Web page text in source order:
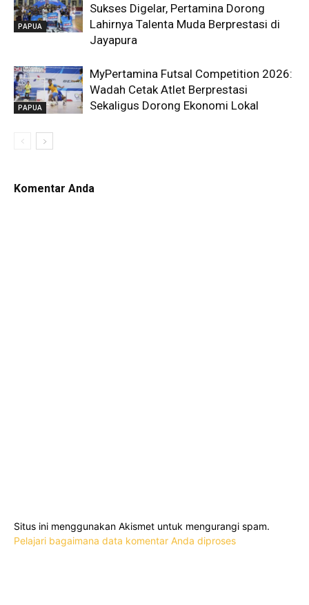
PAPUA
Sukses Digelar, Pertamina Dorong
Lahirnya Talenta Muda Berprestasi di
Jayapura
PAPUA
MyPertamina Futsal Competition 2026:
Wadah Cetak Atlet Berprestasi
Sekaligus Dorong Ekonomi Lokal
Komentar Anda
Situs ini menggunakan Akismet untuk mengurangi spam.
Pelajari bagaimana data komentar Anda diproses